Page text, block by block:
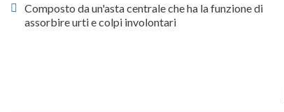
Composto da un'asta centrale che ha la funzione di
assorbire urti e colpi involontari